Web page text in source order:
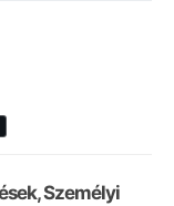
Személyi